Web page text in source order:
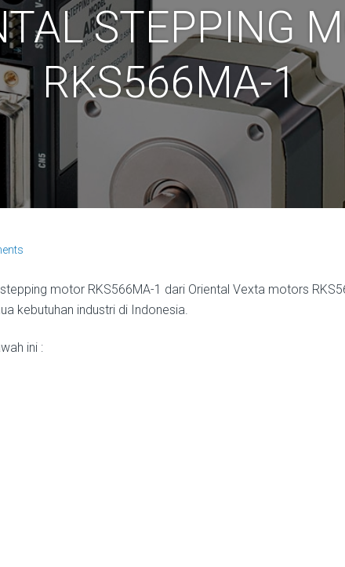
STEPPING
RKS566MA-1
motor RKS566MA-1 dari Oriental Vexta motors
kebutuhan industri di Indonesia.
ini :